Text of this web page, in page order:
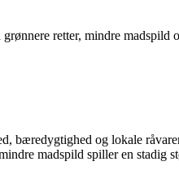
retter, mindre
bæredygtighed og lokale
madspild spiller en stadig